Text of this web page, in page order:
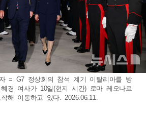
= G7 정상회의 참석 계기 이탈리아를 방
경 여사가 10일(현지 시간) 로마 레오나르
해 이동하고 있다. 2026.06.11.